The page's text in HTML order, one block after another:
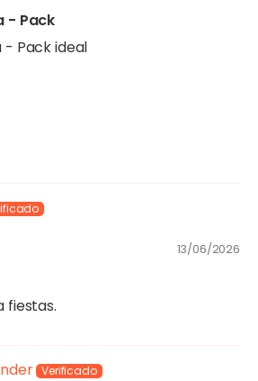
- Pack
- Pack ideal
13/06/2026
fiestas.